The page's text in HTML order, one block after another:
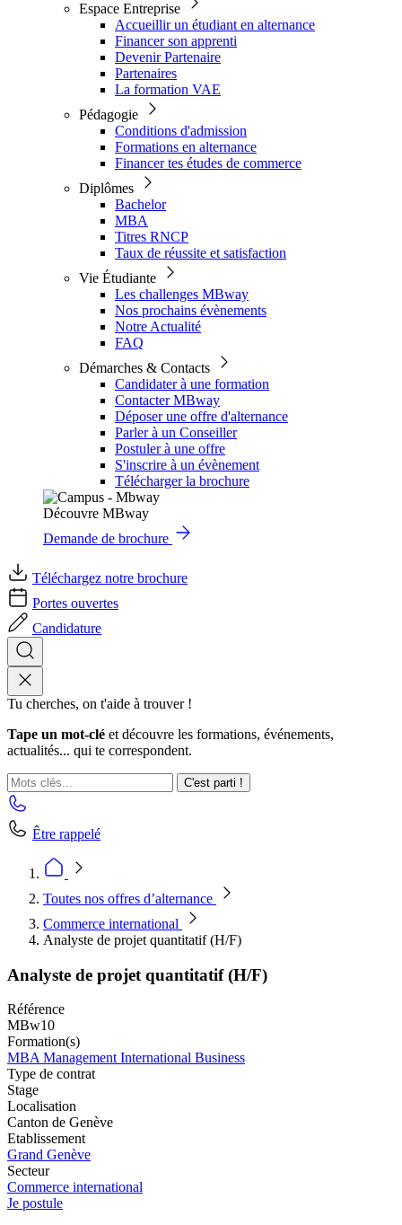
Espace Entreprise
Accueillir un étudiant en alternance
Financer son apprenti
Devenir Partenaire
Partenaires
La formation VAE
Pédagogie
Conditions d'admission
Formations en alternance
Financer tes études de commerce
Diplômes
Bachelor
MBA
Titres RNCP
Taux de réussite et satisfaction
Vie Étudiante
Les challenges MBway
Nos prochains évènements
Notre Actualité
FAQ
Démarches & Contacts
Candidater à une formation
Contacter MBway
Déposer une offre d'alternance
Parler à un Conseiller
Postuler à une offre
S'inscrire à un évènement
Télécharger la brochure
Découvre MBway
Demande de brochure
Téléchargez notre brochure
Portes ouvertes
Candidature
Tu cherches, on t'aide à trouver !
Tape un mot-clé et découvre les formations, événements,
actualités... qui te correspondent.
C'est parti !
Être rappelé
Toutes nos offres d’alternance
Commerce international
Analyste de projet quantitatif (H/F)
Analyste de projet quantitatif (H/F)
Référence
MBw10
Formation(s)
MBA Management International Business
Type de contrat
Stage
Localisation
Canton de Genève
Etablissement
Grand Genève
Secteur
Commerce international
Je postule